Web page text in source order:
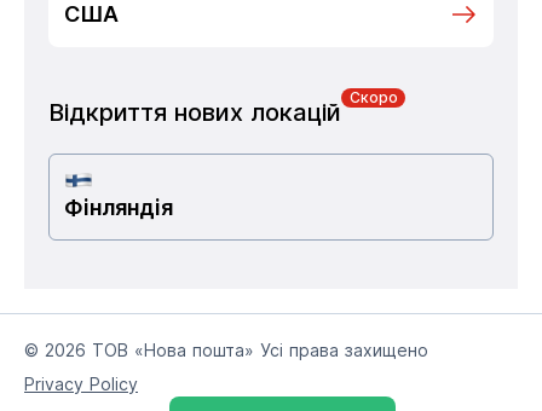
США
Відкриття нових локацій
Скоро
Фінляндія
© 2026 ТОВ «Нова пошта» Усі права захищено
Privacy Policy